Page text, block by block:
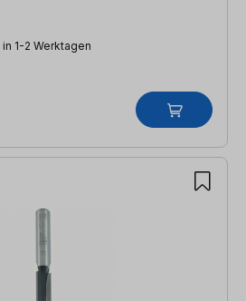
1-2 Werktagen